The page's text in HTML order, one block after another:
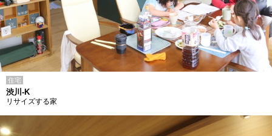
住宅
渋川-K
リサイズする家